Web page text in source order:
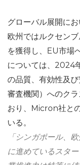
グローバル展開に
欧州ではルクセン
を獲得し、EU市場
については、2024
の品質、有効性及
審査機関）へのク
おり、Micron社と
いる。
「シンガポール、
に進めているスタ